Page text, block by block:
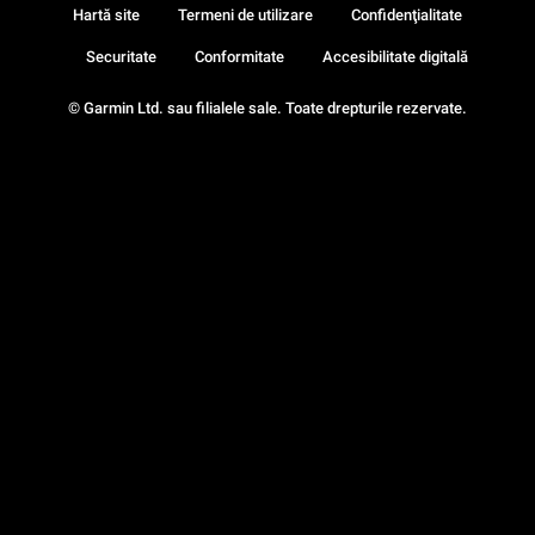
© Garmin Ltd. sau filialele sale. Toate drepturile rezervate.
Hartă site Termeni de utilizare Confidenţialitate
Securitate Conformitate Accesibilitate digitală